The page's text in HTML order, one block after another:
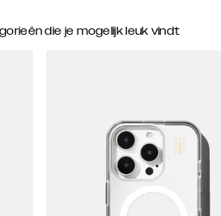
die je mogelijk leuk vindt